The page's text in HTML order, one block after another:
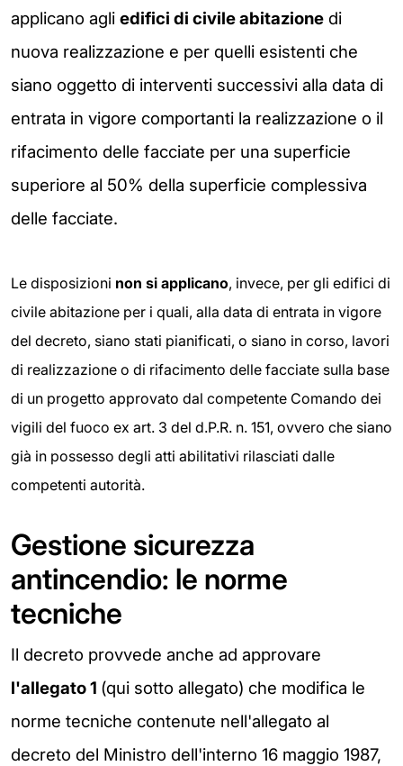
applicano agli edifici di civile abitazione di
nuova realizzazione e per quelli esistenti che
siano oggetto di interventi successivi alla data di
entrata in vigore comportanti la realizzazione o il
rifacimento delle facciate per una superficie
superiore al 50% della superficie complessiva
delle facciate.
Le disposizioni non si applicano, invece, per gli edifici di
civile abitazione per i quali, alla data di entrata in vigore
del decreto, siano stati pianificati, o siano in corso, lavori
di realizzazione o di rifacimento delle facciate sulla base
di un progetto approvato dal competente Comando dei
vigili del fuoco ex art. 3 del d.P.R. n. 151, ovvero che siano
già in possesso degli atti abilitativi rilasciati dalle
competenti autorità.
Gestione sicurezza
antincendio: le norme
tecniche
Il decreto provvede anche ad approvare
l'allegato 1 (qui sotto allegato) che modifica le
norme tecniche contenute nell'allegato al
decreto del Ministro dell'interno 16 maggio 1987,